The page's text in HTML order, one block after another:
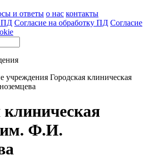
и ответы о нас контакты
ПД Согласие на обработку ПД Согласие
учреждения Городская клиническая
клиническая
им. Ф.И.